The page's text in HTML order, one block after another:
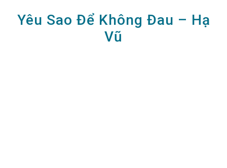
Yêu Sao Để Không Đau – Hạ
Vũ